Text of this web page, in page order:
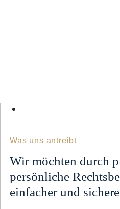
Was uns antreibt
Wir möchten durch
persönliche
einfacher und